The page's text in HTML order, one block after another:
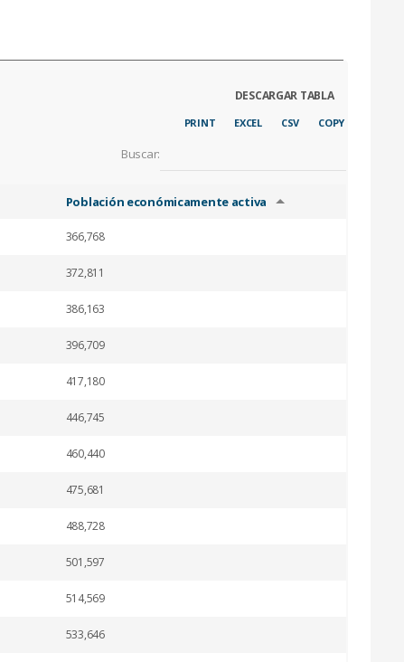
PRINT EXCEL CSV COPY
Buscar:
Población económicamente activa
366,768
372,811
386,163
396,709
417,180
446,745
460,440
475,681
488,728
501,597
514,569
533,646